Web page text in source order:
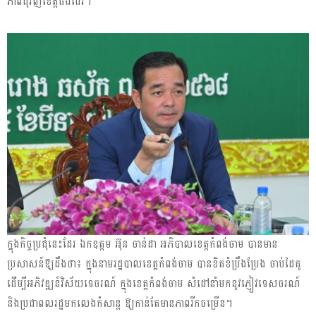
ក្នុងកិច្ចប្រជុំនេះដែរ ឯកឧត្តម អ៊ុន ចាន់ដា អភិបាលខេត្តកំពង់ចាម បានមាន
ប្រសាសន៍ឱ្យដឹងថា៖ ក្នុងនាមរដ្ឋបាលខេត្តកំពង់ចាម បានខិតខំប្រឹងប្រែង ចាប់ដៃគូ
ដើម្បីអភិវឌ្ឍន៍វិស័យទេចរណ៍ ក្នុងខេត្តកំពង់ចាម សំដៅនាំមកនូវភ្ញៀវទេសចរណ៍
និងប្រជាពលរដ្ឋមកលេងកំសាន្ត ឱ្យកាន់តែមានភាពរីកចម្រើន។